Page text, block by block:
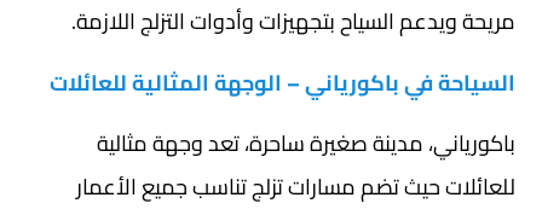
مريحة ويدعم السياح بتجهيزات وأدوات التزلج اللازمة.
السياحة في باكورياني – الوجهة المثالية للعائلات
باكورياني، مدينة صغيرة ساحرة، تعد وجهة مثالية
للعائلات حيث تضم مسارات تزلج تناسب جميع الأعمار